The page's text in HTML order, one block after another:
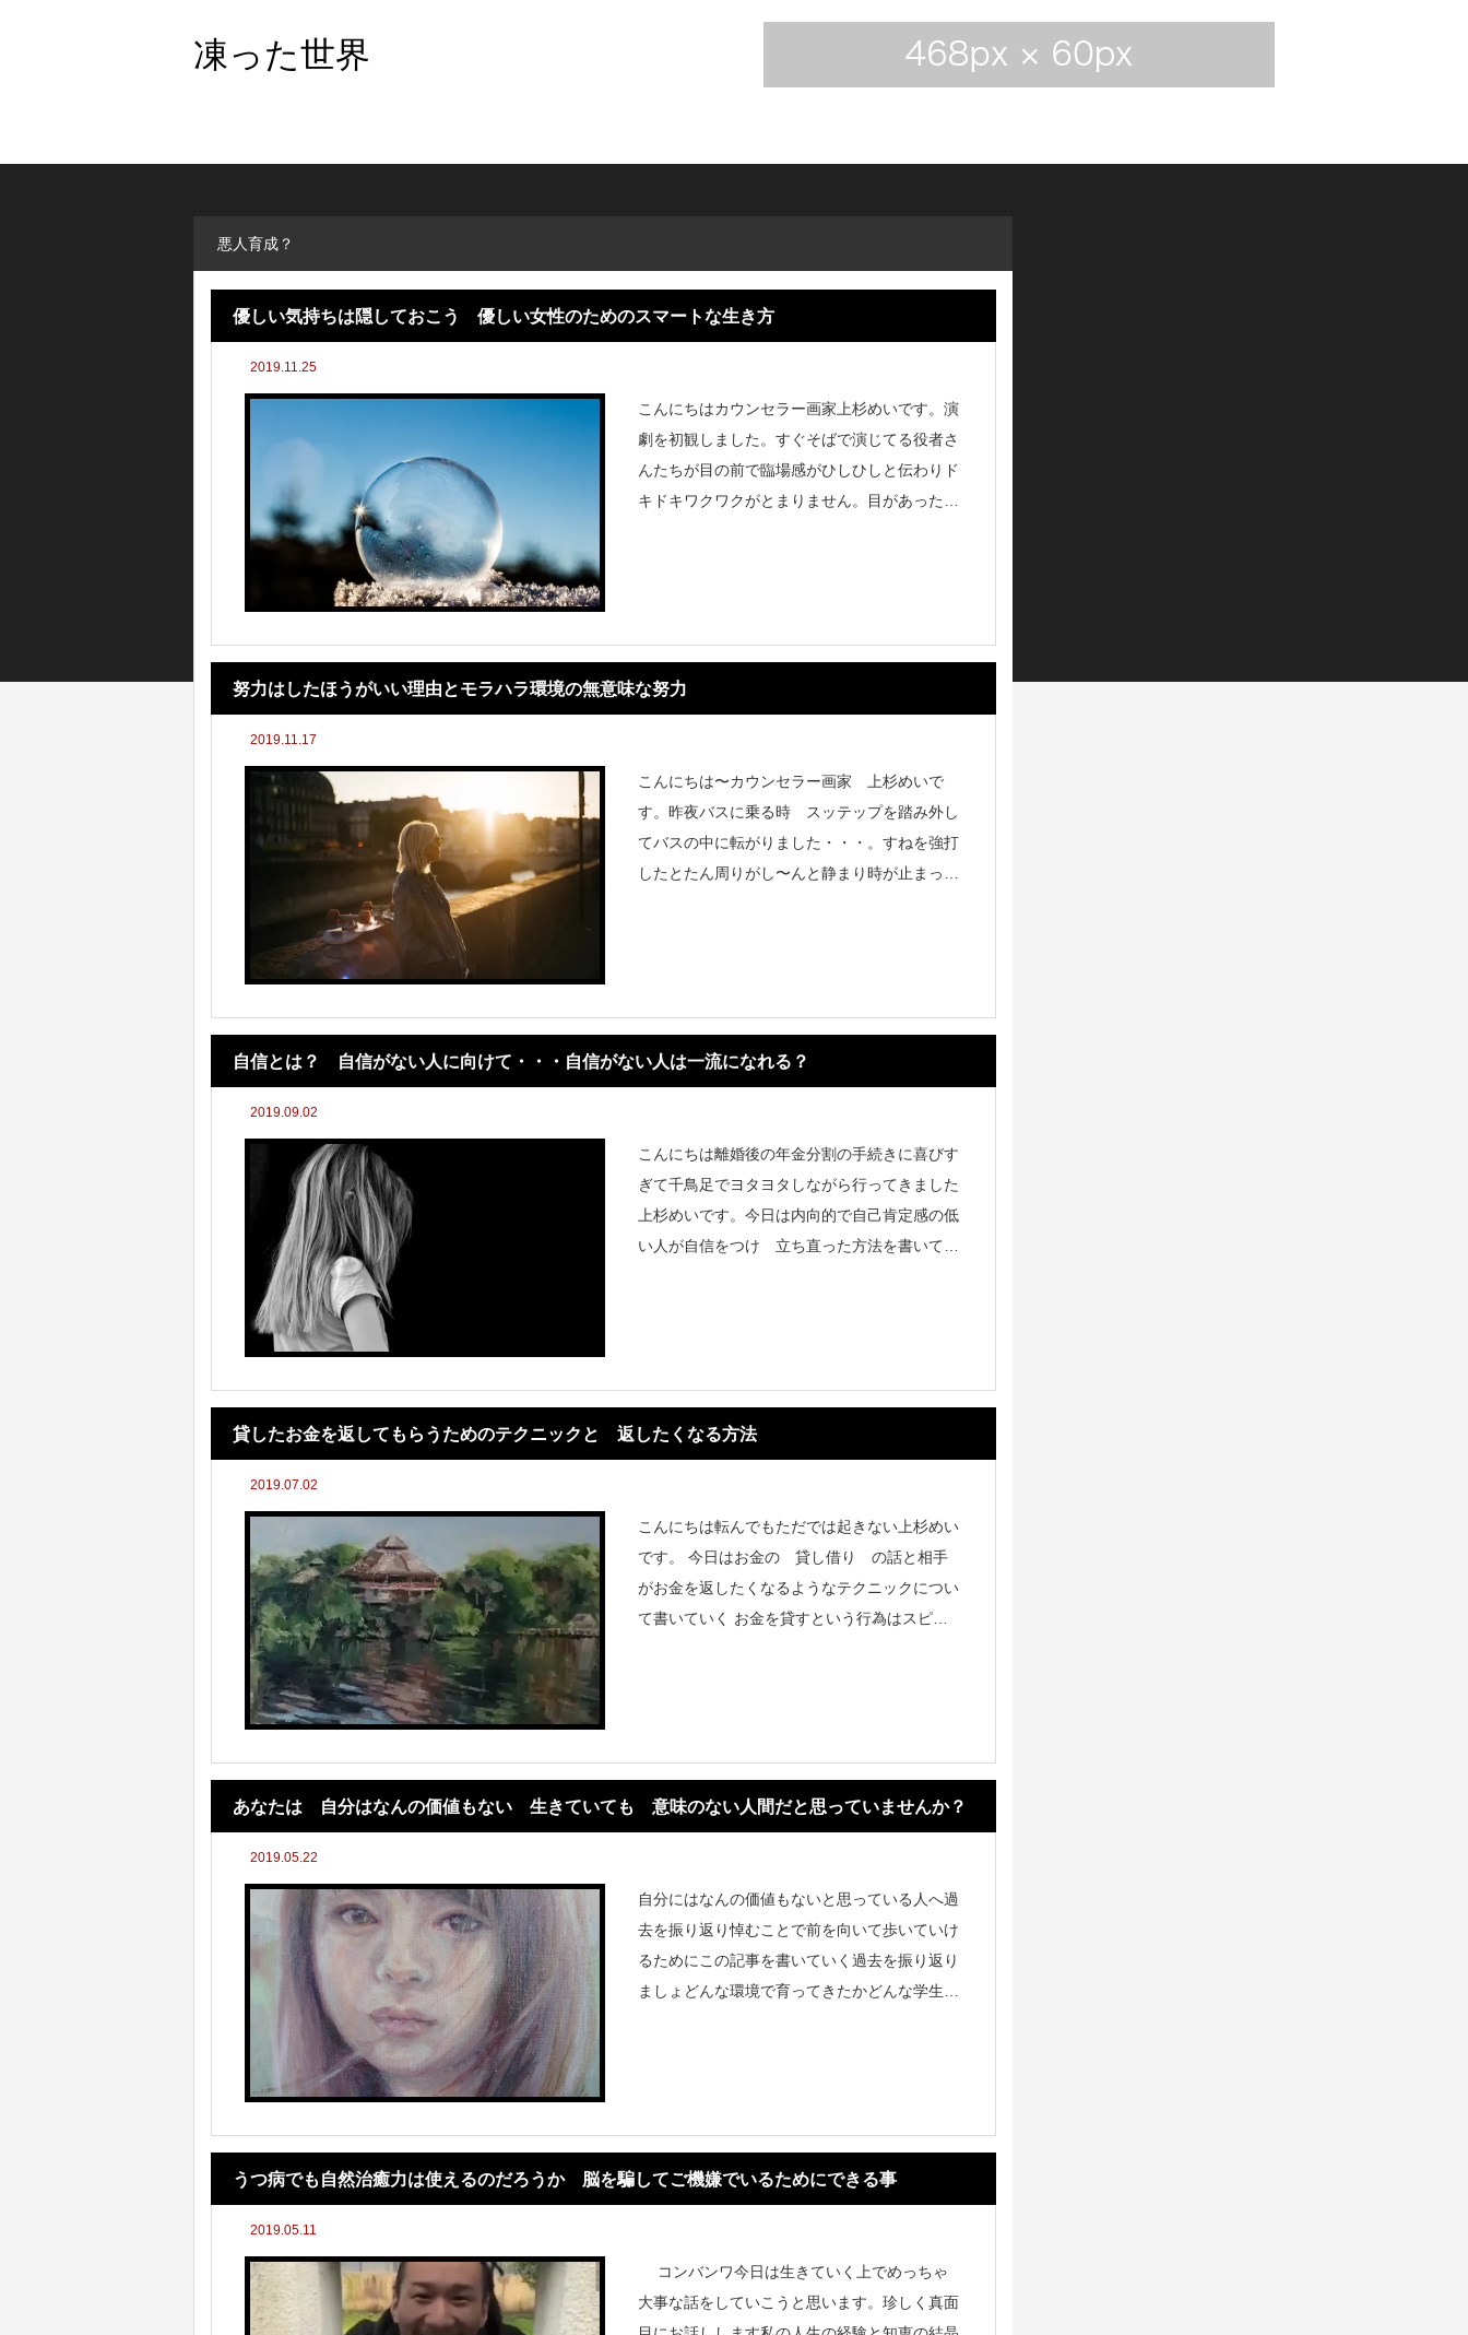
凍った世界
悪人育成？
優しい気持ちは隠しておこう 優しい女性のためのスマートな生き方
2019.11.25
こんにちはカウンセラー画家上杉めいです。演
劇を初観しました。すぐそばで演じてる役者さ
んたちが目の前で臨場感がひしひしと伝わりド
キドキワクワクがとまりません。目があったら
努力はしたほうがいい理由とモラハラ環境の無意味な努力
2019.11.17
こんにちは〜カウンセラー画家 上杉めいで
す。昨夜バスに乗る時 スッテップを踏み外し
てバスの中に転がりました・・・。すねを強打
したとたん周りがし〜んと静まり時が止まった
自信とは？ 自信がない人に向けて・・・自信がない人は一流になれる？
2019.09.02
こんにちは離婚後の年金分割の手続きに喜びす
ぎて千鳥足でヨタヨタしながら行ってきました
上杉めいです。今日は内向的で自己肯定感の低
い人が自信をつけ 立ち直った方法を書いてい
貸したお金を返してもらうためのテクニックと 返したくなる方法
2019.07.02
こんにちは転んでもただでは起きない上杉めい
です。 今日はお金の 貸し借り の話と相手
がお金を返したくなるようなテクニックについ
て書いていく お金を貸すという行為はスピリ
あなたは 自分はなんの価値もない 生きていても 意味のない人間だと思っていませんか？
2019.05.22
自分にはなんの価値もないと思っている人へ過
去を振り返り悼むことで前を向いて歩いていけ
るためにこの記事を書いていく過去を振り返り
ましょどんな環境で育ってきたかどんな学生時
うつ病でも自然治癒力は使えるのだろうか 脳を騙してご機嫌でいるためにできる事
2019.05.11
コンバンワ今日は生きていく上でめっちゃ
大事な話をしていこうと思います。珍しく真面